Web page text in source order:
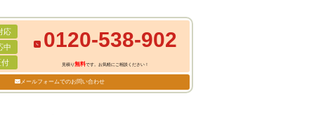
応
中
付
0120-538-902
見積り無料です。お気軽にご相談ください！
メールフォームでのお問い合わせ